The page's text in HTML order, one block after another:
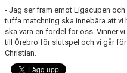
- Jag ser fram emot Ligacupen
tuffa matchning ska innebära att
ska vara en fördel för oss. Vinner
till Örebro för slutspel och vi går
Christian.